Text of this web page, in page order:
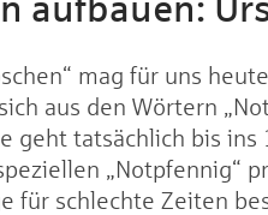
mag für uns
aus den Wörtern
geht tatsächlich bis
„Notpfennig“
für schlechte Zeiten